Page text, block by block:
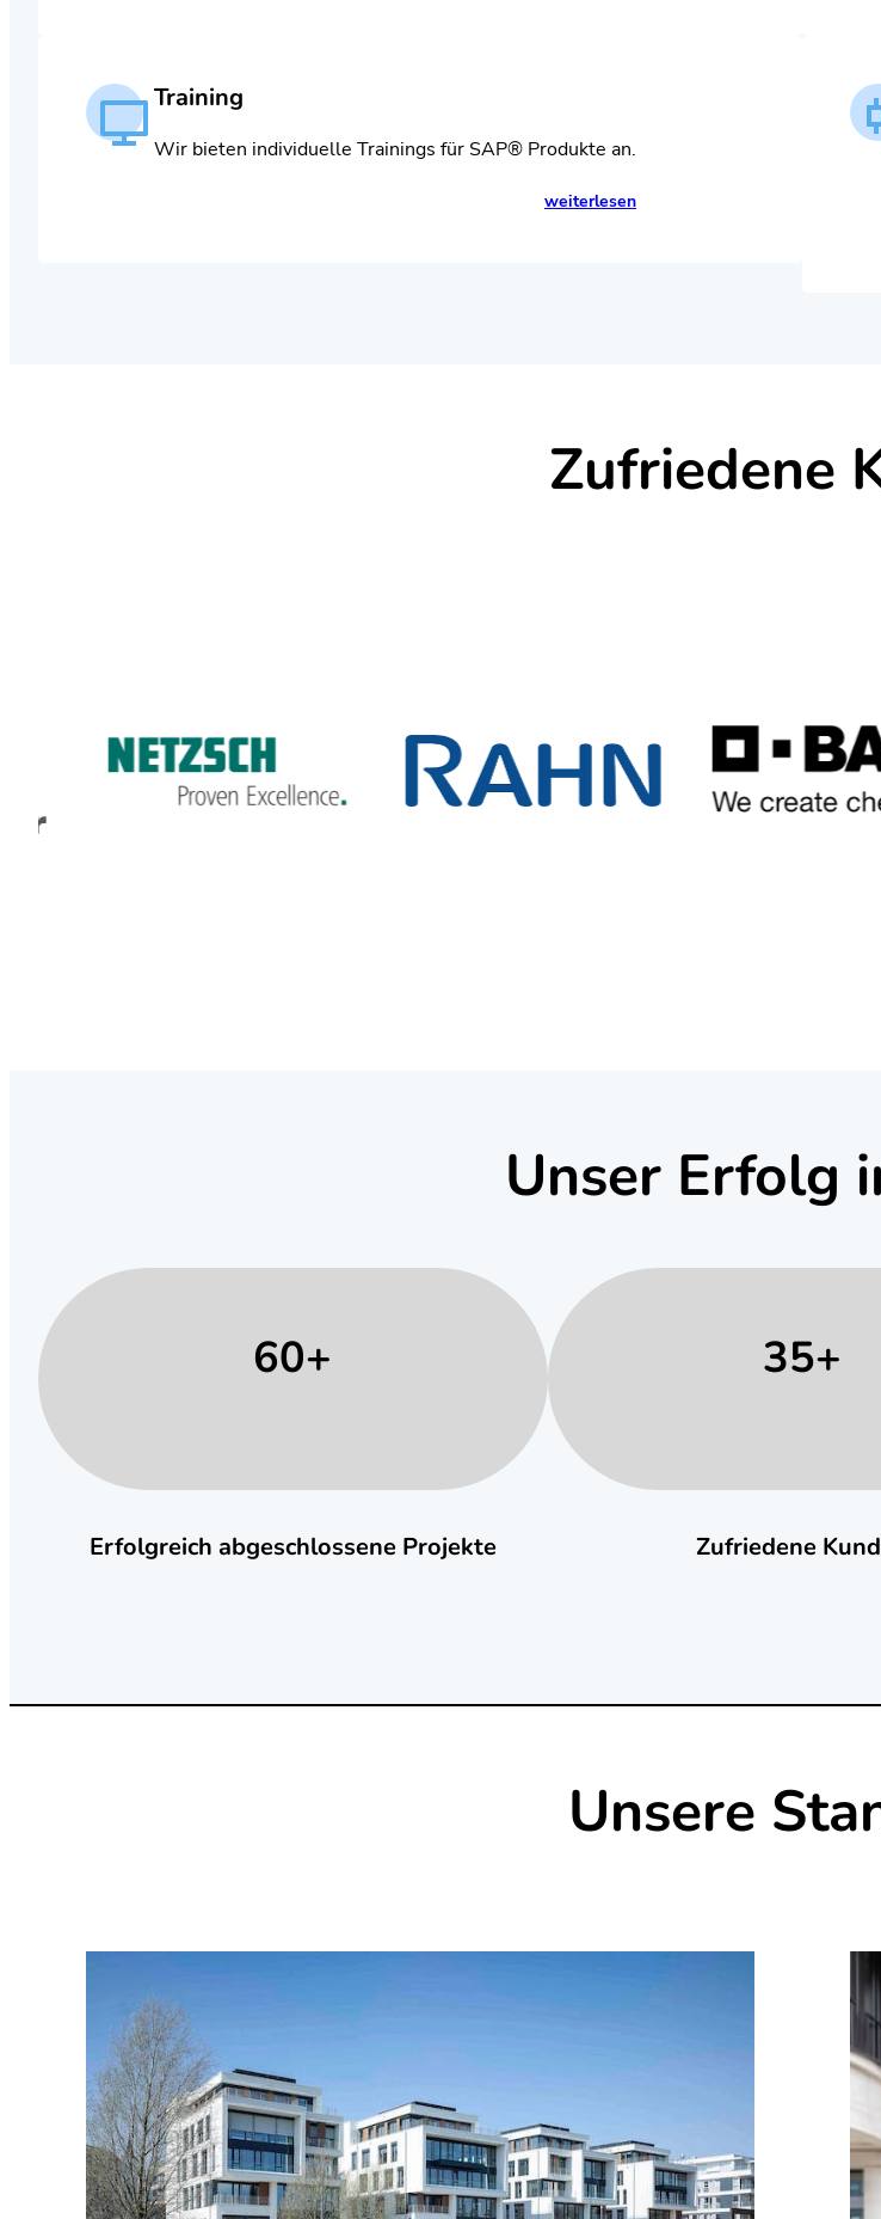
Training
Wir bieten individuelle Trainings für SAP® Produkte an.
weiterlesen
Zufriedene
Unser Erfolg
60+
Erfolgreich abgeschlossene Projekte
35+
Zufriedene
Unsere